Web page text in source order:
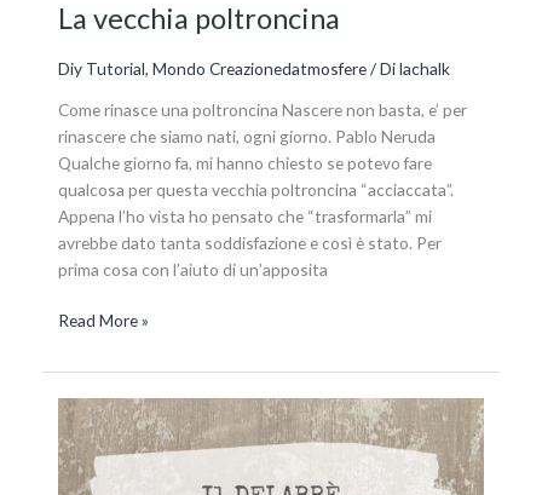
La vecchia poltroncina
Diy Tutorial,Mondo Creazionedatmosfere/ Dilachalk
Come rinasce una poltroncina Nascere non basta, e’ per
rinascere che siamo nati, ogni giorno. Pablo Neruda
Qualche giorno fa, mi hanno chiesto se potevo fare
qualcosa per questa vecchia poltroncina “acciaccata”.
Appena l’ho vista ho pensato che “trasformarla” mi
avrebbe dato tanta soddisfazione e così è stato. Per
prima cosa con l’aiuto di un’apposita
Read More »
Il
mobile
Delabrè